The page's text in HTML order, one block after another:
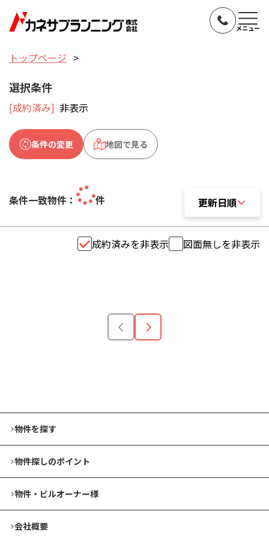
メニュー
トップページ
選択条件
[成約済み] 非表示
条件の変更 地図で見る
条件一致物件： 件 更新日順
更新日順
成約済みを非表示 図面無しを非表示
物件を探す
物件探しのポイント
物件・ビルオーナー様
会社概要